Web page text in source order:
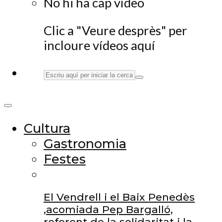
Clic a "Veure desprès" per
incloure vídeos aquí
Cultura
Gastronomia
Festes
El Vendrell i el Baix Penedès
,acomiada Pep Bargalló,